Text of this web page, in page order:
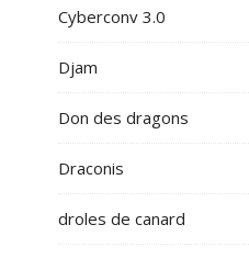
Cyberconv 3.0
Djam
Don des dragons
Draconis
droles de canard